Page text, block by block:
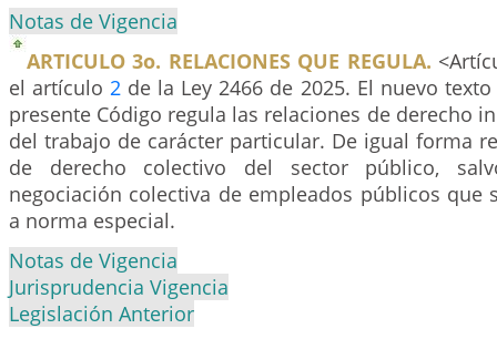
Notas de Vigencia
ARTICULO 3o. RELACIONES QUE REGULA.
el artículo2 de la Ley 2466 de 2025. El nuevo
presente Código regula las relaciones de derecho
del trabajo de carácter particular. De igual forma
de derecho colectivo del sector público,
negociación colectiva de empleados públicos que
a norma especial.
Notas de Vigencia
Jurisprudencia Vigencia
Legislación Anterior